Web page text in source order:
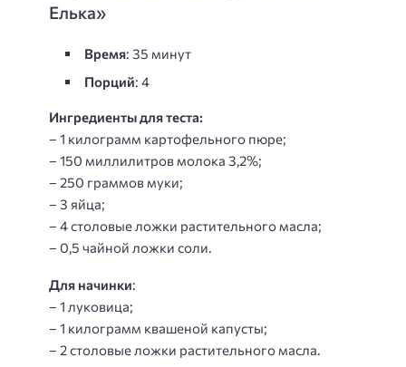
Елька»
Время: 35 минут
Порций: 4
Ингредиенты для теста:
– 1 килограмм картофельного пюре;
– 150 миллилитров молока 3,2%;
– 250 граммов муки;
– 3 яйца;
– 4 столовые ложки растительного масла;
– 0,5 чайной ложки соли.
Для начинки:
– 1 луковица;
– 1 килограмм квашеной капусты;
– 2 столовые ложки растительного масла.